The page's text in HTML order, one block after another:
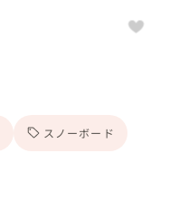
スノーボード